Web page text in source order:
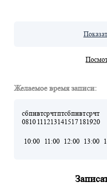
Желаемое время записи:
сб
08
пн
10
вт
11
ср
12
чт
13
пт
14
сб
15
пн
17
вт
18
ср
19
чт
20
10:00 11:00 12:00 13:00